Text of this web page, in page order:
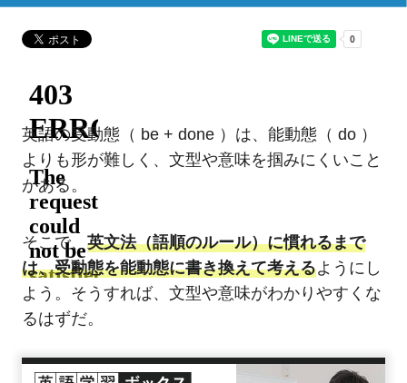
英語の受動態（ be + done ）は、能動態（ do ）
よりも形が難しく、文型や意味を掴みにくいこと
がある。
そこで、 英文法（語順のルール）に慣れるまで
は、受動態を能動態に書き換えて考えるようにし
よう。そうすれば、文型や意味がわかりやすくな
るはずだ。